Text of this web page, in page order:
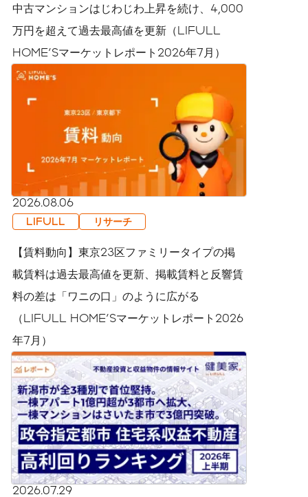
中古マンションはじわじわ上昇を続け、4,000
万円を超えて過去最高値を更新（LIFULL
HOME'Sマーケットレポート2026年7月）
2026.08.06
LIFULL リサーチ
【賃料動向】東京23区ファミリータイプの掲
載賃料は過去最高値を更新、掲載賃料と反響賃
料の差は「ワニの口」のように広がる
（LIFULL HOME'Sマーケットレポート2026
年7月）
2026.07.29